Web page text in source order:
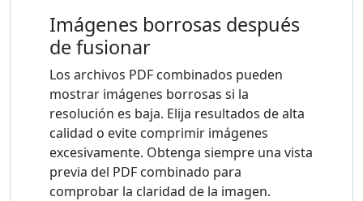
Imágenes borrosas después
de fusionar
Los archivos PDF combinados pueden
mostrar imágenes borrosas si la
resolución es baja. Elija resultados de alta
calidad o evite comprimir imágenes
excesivamente. Obtenga siempre una vista
previa del PDF combinado para
comprobar la claridad de la imagen.